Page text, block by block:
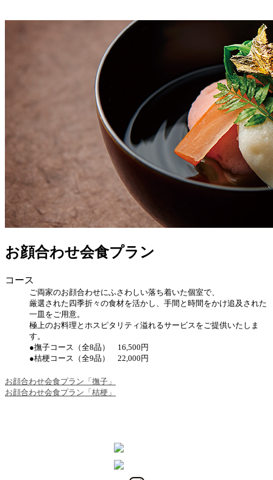
お顔合わせ会食プラン
コース
ご両家のお顔合わせにふさわしい落ち着いた個室で、
厳選された四季折々の食材を活かし、手間と時間をかけ追及された
一皿をご用意。
極上のお料理とホスピタリティ溢れるサービスをご提供いたしま
す。
●撫子コース（全8品） 16,500円
●桔梗コース（全9品） 22,000円
お顔合わせ会食プラン「撫子」
お顔合わせ会食プラン「桔梗」